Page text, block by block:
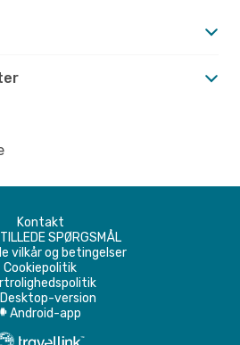
Kontakt
SPØRGSMÅL
vilkår og betingelser
Cookiepolitik
Desktop-version
A Android-app